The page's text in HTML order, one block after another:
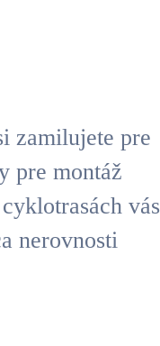
zamilujete pre
pre montáž
vás
nerovnosti